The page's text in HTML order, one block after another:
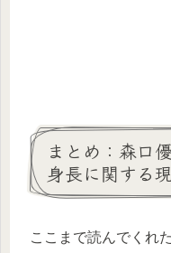
まとめ：森口
身長に関する
ここまで読んでくれ